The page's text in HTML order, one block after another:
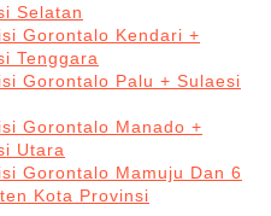
Selatan
Gorontalo Kendari +
Tenggara
Gorontalo Palu + Sulaesi
Gorontalo Manado +
Utara
Gorontalo Mamuju Dan 6
Kota Provinsi